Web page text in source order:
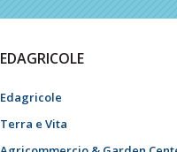
EDAGRICOLE
Edagricole
Terra e Vita